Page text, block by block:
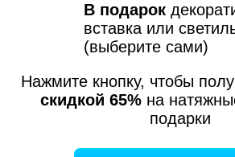
В подарок
вставка или
(выберите сами)
Нажмите кнопку, чтобы
скидкой 65%на
подарки